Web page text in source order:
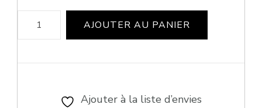
quantité
de
AJOUTER AU PANIER
Ajouter à la liste d’envies